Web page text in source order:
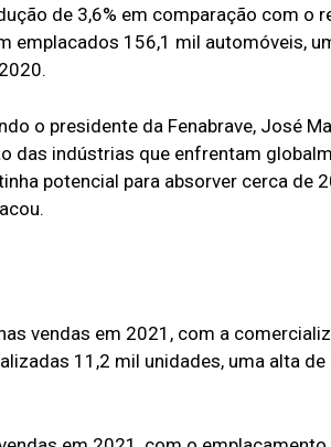
de 3,6% em comparação com o
emplacados 156,1 mil automóveis,
o presidente da Fenabrave, José
das indústrias que enfrentam
potencial para absorver cerca de
vendas em 2021, com a
11,2 mil unidades, uma alta de